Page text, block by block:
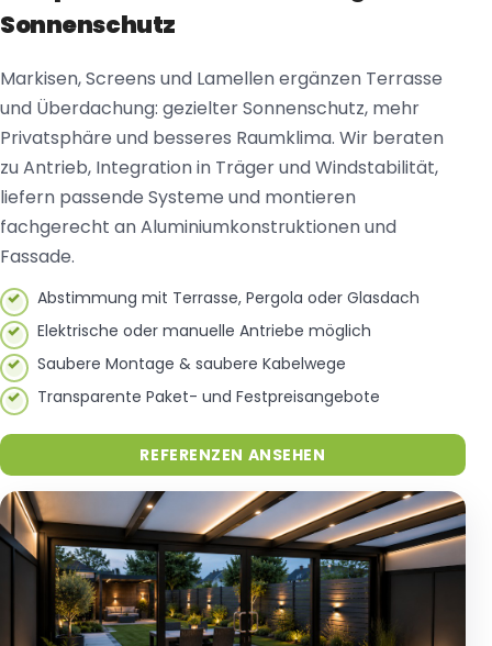
Sonnenschutz
Markisen, Screens und Lamellen ergänzen Terrasse
und Überdachung: gezielter Sonnenschutz, mehr
Privatsphäre und besseres Raumklima. Wir beraten
zu Antrieb, Integration in Träger und Windstabilität,
liefern passende Systeme und montieren
fachgerecht an Aluminiumkonstruktionen und
Fassade.
Abstimmung mit Terrasse, Pergola oder Glasdach
Elektrische oder manuelle Antriebe möglich
Saubere Montage & saubere Kabelwege
Transparente Paket- und Festpreisangebote
REFERENZEN ANSEHEN